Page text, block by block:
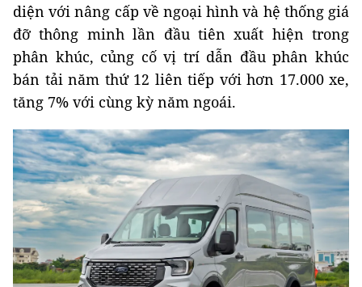
diện với nâng cấp về ngoại hình và hệ thống giá
đỡ thông minh lần đầu tiên xuất hiện trong
phân khúc, củng cố vị trí dẫn đầu phân khúc
bán tải năm thứ 12 liên tiếp với hơn 17.000 xe,
tăng 7% với cùng kỳ năm ngoái.